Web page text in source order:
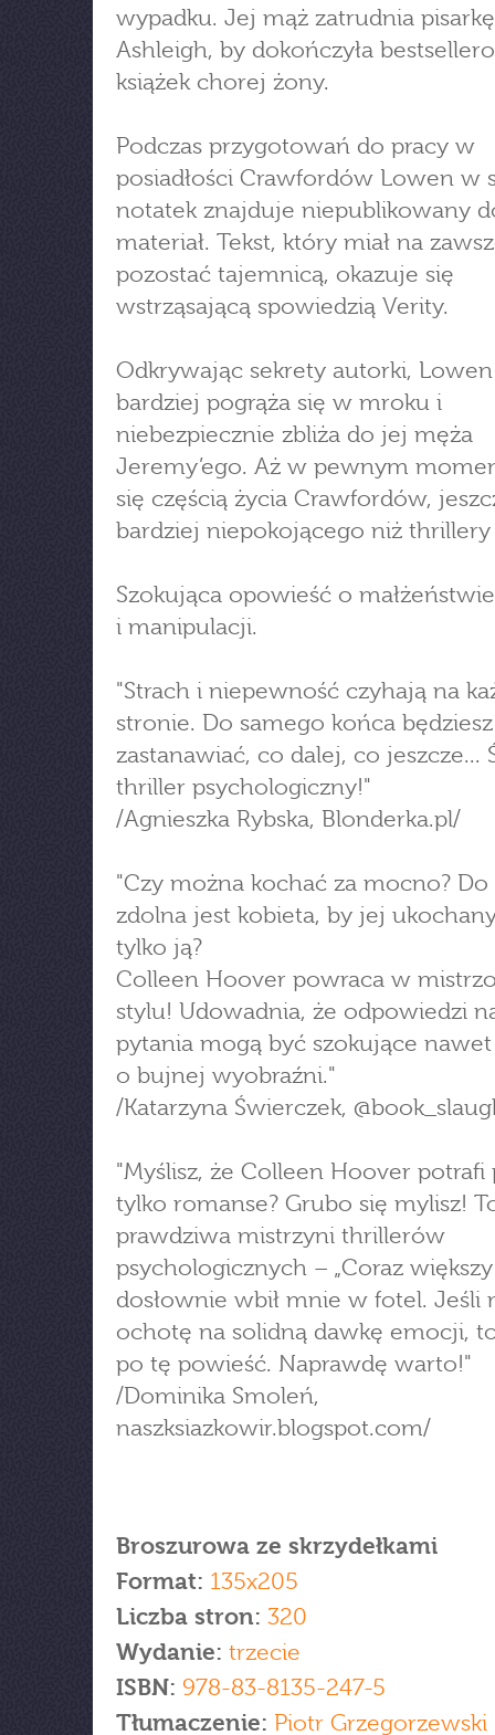
wypadku. Jej mąż zatrudnia
Ashleigh, by dokończyła
książek chorej żony.
Podczas przygotowań do pracy w
posiadłości Crawfordów Lowen w
notatek znajduje niepublikowany
materiał. Tekst, który miał na
pozostać tajemnicą, okazuje się
wstrząsającą spowiedzią Verity.
Odkrywając sekrety autorki,
bardziej pogrąża się w mroku i
niebezpiecznie zbliża do jej męża
Jeremy’ego. Aż w pewnym
się częścią życia Crawfordów,
bardziej niepokojącego niż thrillery
Szokująca opowieść o
i manipulacji.
"Strach i niepewność czyhają na
stronie. Do samego końca
zastanawiać, co dalej, co jeszcze...
thriller psychologiczny!"
/Agnieszka Rybska, Blonderka.pl/
"Czy można kochać za mocno? Do
zdolna jest kobieta, by jej
tylko ją?
Colleen Hoover powraca w
stylu! Udowadnia, że odpowiedzi
pytania mogą być szokujące
o bujnej wyobraźni."
/Katarzyna Świerczek,
"Myślisz, że Colleen Hoover potrafi
tylko romanse? Grubo się mylisz!
prawdziwa mistrzyni thrillerów
psychologicznych – „Coraz
dosłownie wbił mnie w fotel. Jeśli
ochotę na solidną dawkę emocji,
po tę powieść. Naprawdę warto!"
/Dominika Smoleń,
naszksiazkowir.blogspot.com/
Broszurowa ze skrzydełkami
Format: 135x205
Liczba stron: 320
Wydanie: trzecie
ISBN: 978-83-8135-247-5
Tłumaczenie: Piotr Grzegorzewski